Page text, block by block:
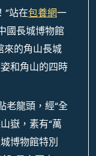
”站在包養網一
國長城博物館
來的角山長城
和角山的四時
老龍頭，經“全
嶽，素有“萬
博物館特別